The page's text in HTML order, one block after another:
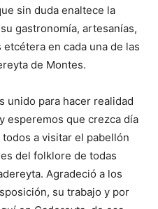
sin duda enaltece la
gastronomía, artesanías,
en cada una de las
de Montes.
unido para hacer realidad
esperemos que crezca día
a visitar el pabellón
del folklore de todas
Agradeció a los
su trabajo y por